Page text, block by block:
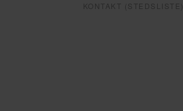
KONTAKT (STEDSLISTE)